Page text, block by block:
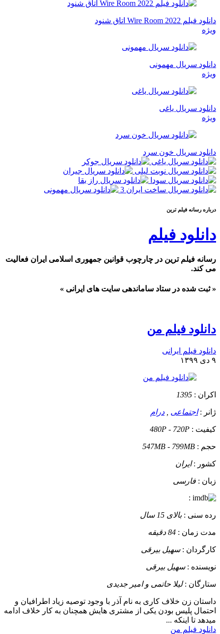
دانلود فیلم Wire Room 2022 اتاق شنود
ویژه
دانلود سریال مهمونی
ویژه
دانلود سریال یاغی
ویژه
دانلود سریال خون سرد
درباره رسانه فیلم ترین
دانلود فیلم
رسانه فیلم ترین در چارچوب قوانین جمهوری اسلامی ایران فعالیت
می کند.
« ثبت شده در ستاد ساماندهی سایت های ایرانی »
دانلود فیلم من
دانلود فیلم ایرانی
۹ دی ۱۳۹۹
اکران : 1395
ژانر :اجتماعی درام
کیفیت : 480P - 720P
حجم : 547MB - 799MB
کشور :ایران
زبان : فارسی
:
رده سنی :بالای 15 سال
مدت زمان : 84 دقیقه
کارگردان :سهیل بیرقی
نویسنده :سهیل بیرقی
ستارگان :لیلا حاتمی و امیر جدیدی
داستان زن خلاف کاری به نام آذر با وجود توصیه زیاد اطرافیان و
احتمال پلیس بودن یکی از مشتری هایش همچنان به کار خلاف ادامه
میدهد تا اینکه ...
دانلود فیلم من